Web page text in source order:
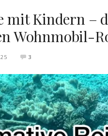
mit Kindern –
Wohnmobil-
3